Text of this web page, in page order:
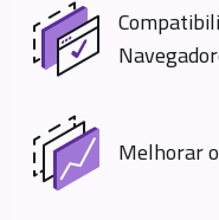
Melhorar